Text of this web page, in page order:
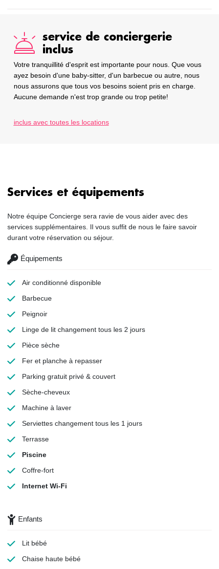
service de conciergerie
inclus
Votre tranquillité d'esprit est importante pour nous. Que vous
ayez besoin d'une baby-sitter, d'un barbecue ou autre, nous
nous assurons que tous vos besoins soient pris en charge.
Aucune demande n'est trop grande ou trop petite!
inclus avec toutes les locations
Services et équipements
Notre équipe Concierge sera ravie de vous aider avec des
services supplémentaires. Il vous suffit de nous le faire savoir
durant votre réservation ou séjour.
Équipements
Air conditionné disponible
Barbecue
Peignoir
Linge de lit changement tous les 2 jours
Pièce sèche
Fer et planche à repasser
Parking gratuit privé & couvert
Sèche-cheveux
Machine à laver
Serviettes changement tous les 1 jours
Terrasse
Piscine
Coffre-fort
Internet Wi-Fi
Enfants
Lit bébé
Chaise haute bébé